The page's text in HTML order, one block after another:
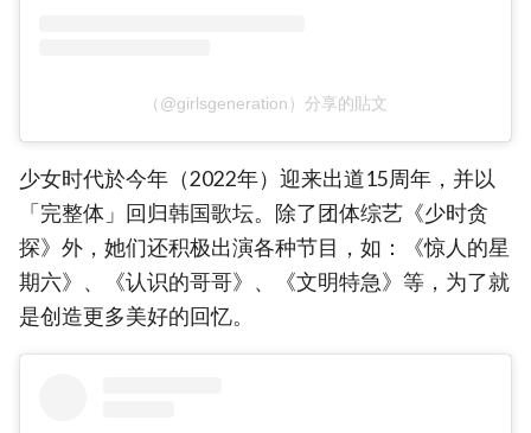
（@girlsgeneration）分享的貼文
少女时代於今年（2022年）迎来出道15周年，并以
「完整体」回归韩国歌坛。除了团体综艺《少时贪
探》外，她们还积极出演各种节目，如：《惊人的星
期六》、《认识的哥哥》、《文明特急》等，为了就
是创造更多美好的回忆。